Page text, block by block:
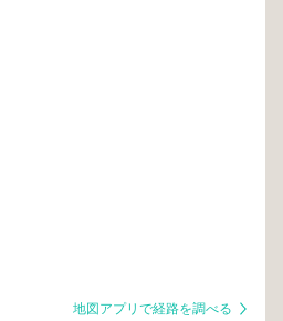
地図アプリで経路を調べる